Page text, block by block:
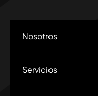
Nosotros
Servicios